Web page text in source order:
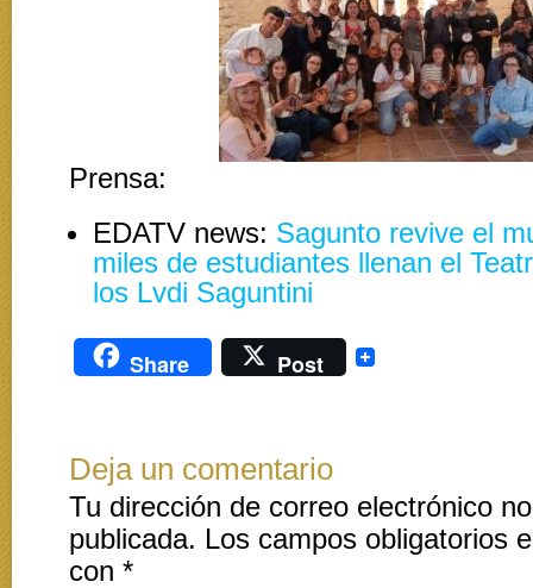
Prensa:
EDATV news: Sagunto revive el
miles de estudiantes llenan el
los Lvdi Saguntini
Share Post
Deja un comentario
Tu dirección de correo electrónico
publicada. Los campos obligatorios
con *